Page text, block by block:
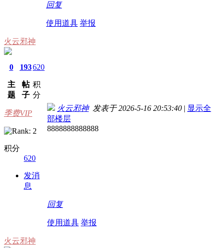
回复
使用道具 举报
火云邪神
0
主
题
193
帖
子
620
积
分
季费VIP
积分
620
发消
息
火云邪神发表于 2026-5-16 20:53:40 | 显示全
部楼层
8888888888888
回复
使用道具 举报
火云邪神